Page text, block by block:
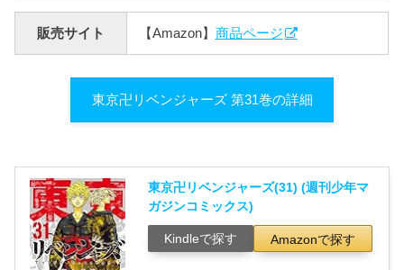
販売サイト 【Amazon】 商品ページ
東京卍リベンジャーズ 第31巻の詳細
東京卍リベンジャーズ(31) (週刊少年マ
ガジンコミックス)
Kindleで探す Amazonで探す